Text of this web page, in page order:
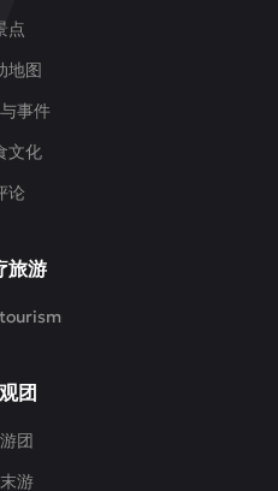
点
地图
事件
文化
论
旅游
团
团
游